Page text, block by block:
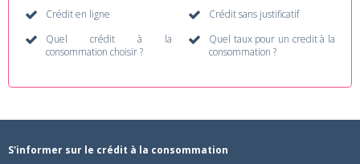
Crédit en ligne
Crédit sans justificatif
Quel crédit à la
consommation choisir ?
Quel taux pour un credit à la
consommation ?
S'informer sur le crédit à la consommation